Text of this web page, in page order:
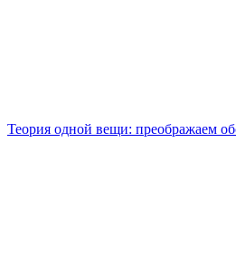
Теория одной вещи: преображаем